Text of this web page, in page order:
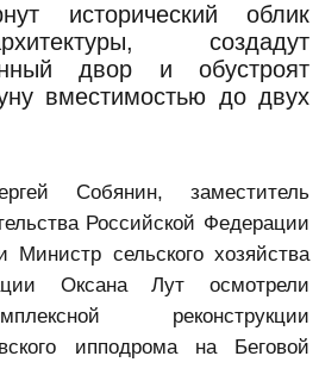
исторический облик
создадут
двор и обустроят
вместимостью до двух
Собянин, заместитель
Российской Федерации
сельского хозяйства
Оксана Лут осмотрели
реконструкции
ипподрома на Беговой